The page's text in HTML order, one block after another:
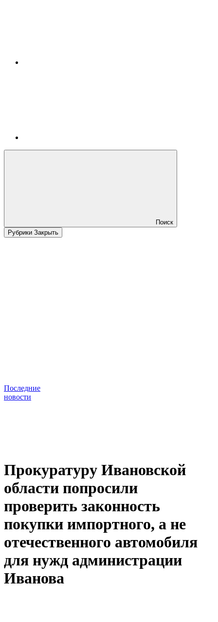
Поиск
Рубрики Закрыть
Последние
новости
Прокуратуру Ивановской
области попросили
проверить законность
покупки импортного, а не
отечественного автомобиля
для нужд администрации
Иванова